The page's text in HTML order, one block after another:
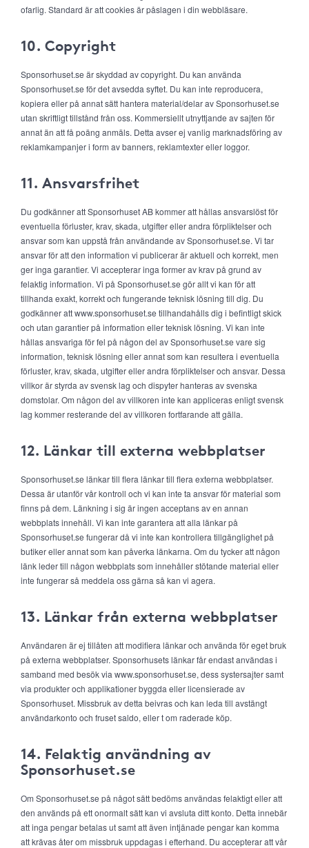
ofarlig. Standard är att cookies är påslagen i din webbläsare.
10. Copyright
Sponsorhuset.se är skyddad av copyright. Du kan använda
Sponsorhuset.se för det avsedda syftet. Du kan inte reproducera,
kopiera eller på annat sätt hantera material/delar av Sponsorhuset.se
utan skriftligt tillstånd från oss. Kommersiellt utnyttjande av sajten för
annat än att få poäng anmäls. Detta avser ej vanlig marknadsföring av
reklamkampanjer i form av banners, reklamtexter eller loggor.
11. Ansvarsfrihet
Du godkänner att Sponsorhuset AB kommer att hållas ansvarslöst för
eventuella förluster, krav, skada, utgifter eller andra förpliktelser och
ansvar som kan uppstå från användande av Sponsorhuset.se. Vi tar
ansvar för att den information vi publicerar är aktuell och korrekt, men
ger inga garantier. Vi accepterar inga former av krav på grund av
felaktig information. Vi på Sponsorhuset.se gör allt vi kan för att
tillhanda exakt, korrekt och fungerande teknisk lösning till dig. Du
godkänner att www.sponsorhuset.se tillhandahålls dig i befintligt skick
och utan garantier på information eller teknisk lösning. Vi kan inte
hållas ansvariga för fel på någon del av Sponsorhuset.se vare sig
information, teknisk lösning eller annat som kan resultera i eventuella
förluster, krav, skada, utgifter eller andra förpliktelser och ansvar. Dessa
villkor är styrda av svensk lag och dispyter hanteras av svenska
domstolar. Om någon del av villkoren inte kan appliceras enligt svensk
lag kommer resterande del av villkoren fortfarande att gälla.
12. Länkar till externa webbplatser
Sponsorhuset.se länkar till flera länkar till flera externa webbplatser.
Dessa är utanför vår kontroll och vi kan inte ta ansvar för material som
finns på dem. Länkning i sig är ingen acceptans av en annan
webbplats innehåll. Vi kan inte garantera att alla länkar på
Sponsorhuset.se fungerar då vi inte kan kontrollera tillgänglighet på
butiker eller annat som kan påverka länkarna. Om du tycker att någon
länk leder till någon webbplats som innehåller stötande material eller
inte fungerar så meddela oss gärna så kan vi agera.
13. Länkar från externa webbplatser
Användaren är ej tillåten att modifiera länkar och använda för eget bruk
på externa webbplatser. Sponsorhusets länkar får endast användas i
samband med besök via www.sponsorhuset.se, dess systersajter samt
via produkter och applikationer byggda eller licensierade av
Sponsorhuset. Missbruk av detta beivras och kan leda till avstängt
användarkonto och fruset saldo, eller t om raderade köp.
14. Felaktig användning av
Sponsorhuset.se
Om Sponsorhuset.se på något sätt bedöms användas felaktigt eller att
den används på ett onormalt sätt kan vi avsluta ditt konto. Detta innebär
att inga pengar betalas ut samt att även intjänade pengar kan komma
att krävas åter om missbruk uppdagas i efterhand. Du accepterar att vår